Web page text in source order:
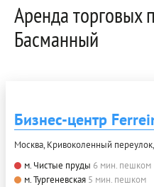
Аренда торговых
Басманный
Бизнес-центр
Москва, Кривоколенный
м. Чистые пруды 6 мин. пешком
м. Тургеневская 5 мин. пешком